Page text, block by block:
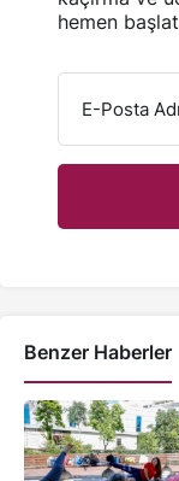
hemen
E-Posta
Benzer Haberler